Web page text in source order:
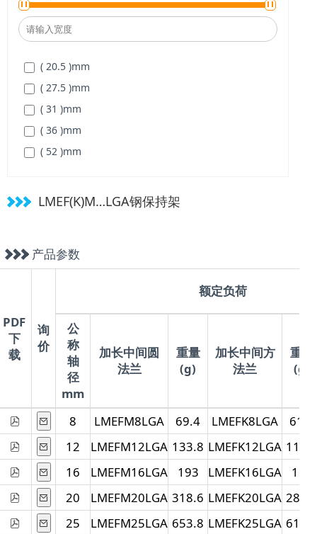
( 20.5 )mm
( 27.5 )mm
( 31 )mm
( 36 )mm
( 52 )mm
LMEF(K)M…LGA钢保持架
产品参数
PDF
下
载
询
价
额定负荷
公
称
轴
径
mm
加长中间圆
法兰
重量
(g)
加长中间方
法兰
重量
(g)
8 LMEFM8LGA 69.4 LMEFK8LGA
61.4
12
LMEFM12LGA 133.8 LMEFK12LGA 113.8
16
LMEFM16LGA 193 LMEFK16LGA
168
20
LMEFM20LGA 318.6 LMEFK20LGA 283.6
25
LMEFM25LGA 653.8 LMEFK25LGA 613.8